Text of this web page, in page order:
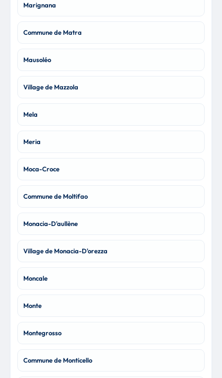
Marignana
Commune de Matra
Mausoléo
Village de Mazzola
Mela
Meria
Moca-Croce
Commune de Moltifao
Monacia-D'aullène
Village de Monacia-D'orezza
Moncale
Monte
Montegrosso
Commune de Monticello